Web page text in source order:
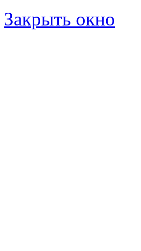
Закрыть окно